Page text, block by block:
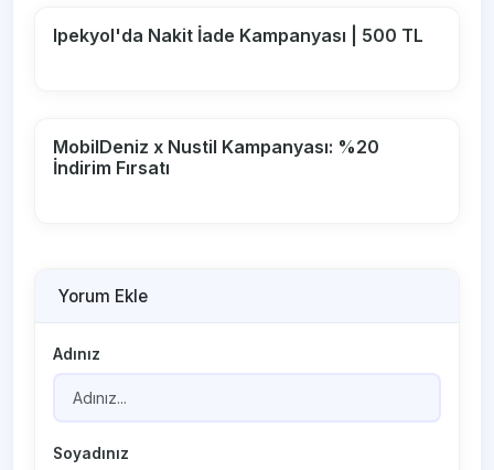
Ipekyol'da Nakit İade Kampanyası | 500 TL
MobilDeniz x Nustil Kampanyası: %20
İndirim Fırsatı
Yorum Ekle
Adınız
Soyadınız